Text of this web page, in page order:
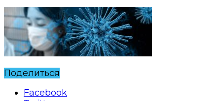
Поделиться
Facebook